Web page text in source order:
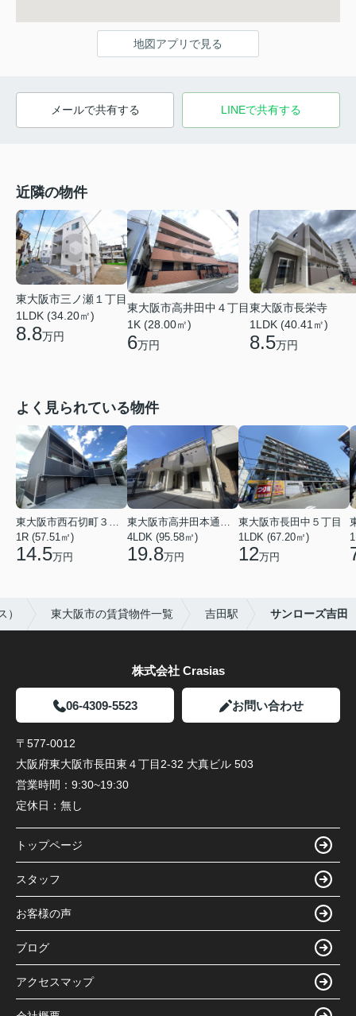
地図アプリで見る
メールで共有する LINEで共有する
近隣の物件
東大阪市三ノ瀬１丁目
1LDK (34.20㎡)
8.8万円
東大阪市高井田中４丁目
1K (28.00㎡)
6万円
東大阪市長栄寺
1LDK (40.41㎡)
8.5万円
よく見られている物件
東大阪市西石切町３丁目
1R (57.51㎡)
14.5万円
東大阪市高井田本通２丁目
4LDK (95.58㎡)
19.8万円
東大阪市長田中５丁目
1LDK (67.20㎡)
12万円
東大阪市の賃貸物件一覧 吉田駅 サンローズ吉田
株式会社 Crasias
06-4309-5523 お問い合わせ
〒577-0012
大阪府東大阪市長田東４丁目2-32 大真ビル 503
営業時間： 9:30~19:30
定休日： 無し
トップページ
スタッフ
お客様の声
ブログ
アクセスマップ